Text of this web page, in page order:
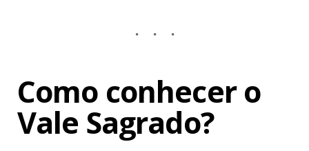
Como conhecer o
Vale Sagrado?